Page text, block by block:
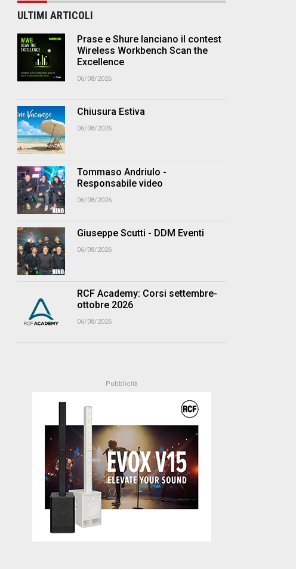
ULTIMI ARTICOLI
Prase e Shure lanciano il contest
Wireless Workbench Scan the
Excellence
06/08/2026
Chiusura Estiva
06/08/2026
Tommaso Andriulo -
Responsabile video
06/08/2026
Giuseppe Scutti - DDM Eventi
06/08/2026
RCF Academy: Corsi settembre-
ottobre 2026
06/08/2026